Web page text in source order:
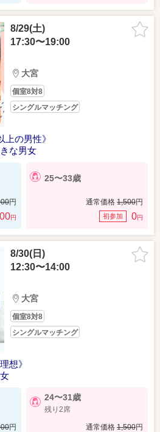
8/29(土)
17:30〜19:00
大宮
個室8対8
シングルマッチング
上の男性》
な男女
円
円
25〜33歳
通常価格 1,500円
初参加 0円
8/30(日)
12:30〜14:00
大宮
個室8対8
シングルマッチング
想》
円
24〜31歳
残り2席
通常価格 1,500円